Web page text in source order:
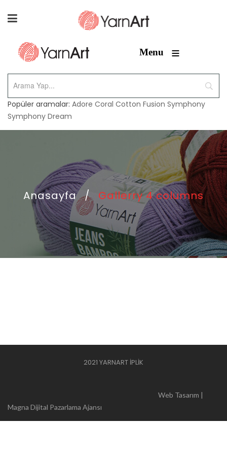
Menu ≡
Popüler aramalar: Adore Coral Cotton Fusion Symphony
Symphony Dream
Anasayfa / Gallerry 4 columns
2021 YARNART İPLİK
Web Tasarım |
Magna Dijital Pazarlama Ajansı